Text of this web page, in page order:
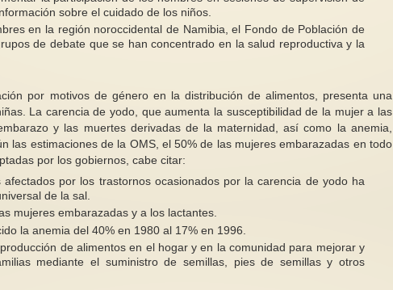
sobre el cuidado de los niños.
en la región noroccidental de Namibia, el Fondo de Población de
de debate que se han concentrado en la salud reproductiva y la
por motivos de género en la distribución de alimentos, presenta una
La carencia de yodo, que aumenta la susceptibilidad de la mujer a las
y las muertes derivadas de la maternidad, así como la anemia,
las estimaciones de la OMS, el 50% de las mujeres embarazadas en todo
por los gobiernos, cabe citar:
por los trastornos ocasionados por la carencia de yodo ha
de la sal.
mujeres embarazadas y a los lactantes.
la anemia del 40% en 1980 al 17% en 1996.
de alimentos en el hogar y en la comunidad para mejorar y
mediante el suministro de semillas, pies de semillas y otros